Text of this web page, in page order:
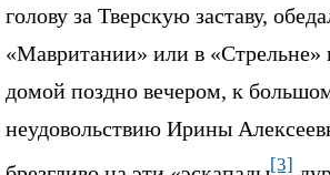
голову за Тверскую заставу,
«Мавритании» или в «Стрельне»
домой поздно вечером, к
неудовольствию Ирины
[3]